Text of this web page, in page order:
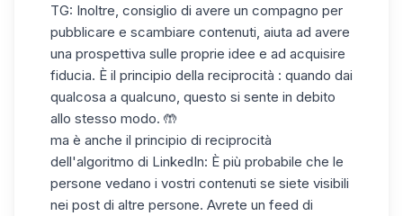
TG: Inoltre, consiglio di avere un compagno per
pubblicare e scambiare contenuti, aiuta ad avere
una prospettiva sulle proprie idee e ad acquisire
fiducia. È il principio della reciprocità : quando dai
qualcosa a qualcuno, questo si sente in debito
allo stesso modo. 🤲
ma è anche il principio di reciprocità
dell'algoritmo di LinkedIn: È più probabile che le
persone vedano i vostri contenuti se siete visibili
nei post di altre persone. Avrete un feed di